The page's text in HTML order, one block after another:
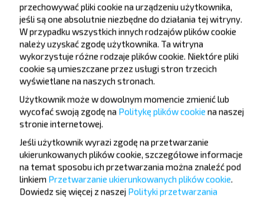
Orsza
Mohylew
Rezerwuj
Bobrujsk
Mohylew
Popularne kierunki z miasta Mińsk
Mińsk
Witebsk
Rezerwuj
przechowywać pliki cookie na urządzeniu użytkownika,
jeśli są one absolutnie niezbędne do działania tej witryny.
W przypadku wszystkich innych rodzajów plików cookie
należy uzyskać zgodę użytkownika. Ta witryna
wykorzystuje różne rodzaje plików cookie. Niektóre pliki
cookie są umieszczane przez usługi stron trzecich
wyświetlane na naszych stronach.
Użytkownik może w dowolnym momencie zmienić lub
wycofać swoją zgodę na Politykę plików cookie na naszej
stronie internetowej.
Jeśli użytkownik wyrazi zgodę na przetwarzanie
ukierunkowanych plików cookie, szczegółowe informacje
na temat sposobu ich przetwarzania można znaleźć pod
linkiem Przetwarzanie ukierunkowanych plików cookie.
Dowiedz się więcej z naszej Polityki przetwarzania